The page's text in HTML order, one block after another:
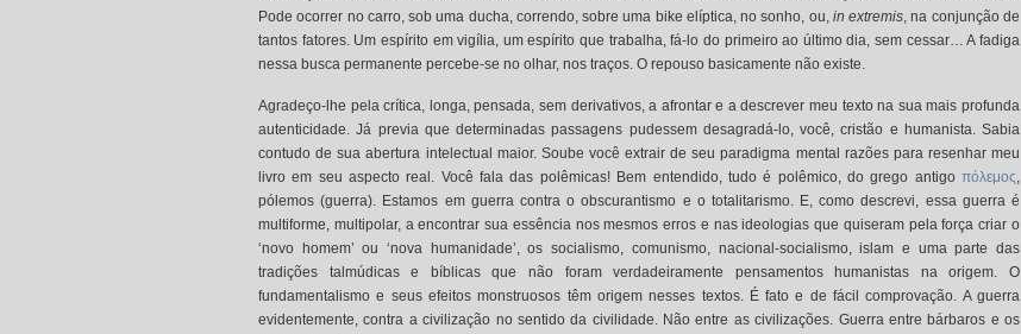
Pode ocorrer no carro, sob uma ducha, correndo, sobre uma bike elíptica, no sonho, ou, in extremis, na conjunção de
tantos fatores. Um espírito em vigília, um espírito que trabalha, fá-lo do primeiro ao último dia, sem cessar… A fadiga
nessa busca permanente percebe-se no olhar, nos traços. O repouso basicamente não existe.
Agradeço-lhe pela crítica, longa, pensada, sem derivativos, a afrontar e a descrever meu texto na sua mais profunda
autenticidade. Já previa que determinadas passagens pudessem desagradá-lo, você, cristão e humanista. Sabia
contudo de sua abertura intelectual maior. Soube você extrair de seu paradigma mental razões para resenhar meu
livro em seu aspecto real. Você fala das polêmicas! Bem entendido, tudo é polêmico, do grego antigo πόλεμος,
pólemos (guerra). Estamos em guerra contra o obscurantismo e o totalitarismo. E, como descrevi, essa guerra é
multiforme, multipolar, a encontrar sua essência nos mesmos erros e nas ideologias que quiseram pela força criar o
‘novo homem’ ou ‘nova humanidade’, os socialismo, comunismo, nacional-socialismo, islam e uma parte das
tradições talmúdicas e bíblicas que não foram verdadeiramente pensamentos humanistas na origem. O
fundamentalismo e seus efeitos monstruosos têm origem nesses textos. É fato e de fácil comprovação. A guerra
evidentemente, contra a civilização no sentido da civilidade. Não entre as civilizações. Guerra entre bárbaros e os